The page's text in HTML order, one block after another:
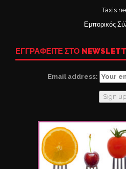
Taxis
Εμπορικός
ΕΓΓΡΑΦΕΙΤΕ ΣΤΟ
Email address: